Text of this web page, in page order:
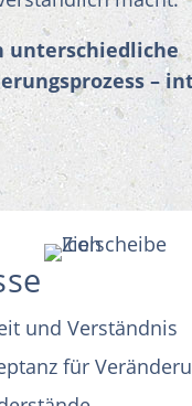
unterschiedliche
–
und Verständnis
für